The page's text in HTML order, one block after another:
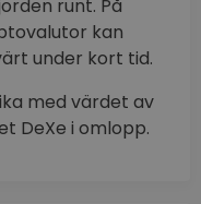
runt. På
kan
under kort tid.
med värdet av
DeXe i omlopp.